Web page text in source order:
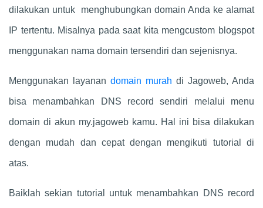
dilakukan untuk menghubungkan domain Anda ke alamat
IP tertentu. Misalnya pada saat kita mengcustom blogspot
menggunakan nama domain tersendiri dan sejenisnya.
Menggunakan layanan domain murah di Jagoweb, Anda
bisa menambahkan DNS record sendiri melalui menu
domain di akun my.jagoweb kamu. Hal ini bisa dilakukan
dengan mudah dan cepat dengan mengikuti tutorial di
atas.
Baiklah sekian tutorial untuk menambahkan DNS record